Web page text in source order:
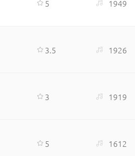
5 1612
3 1919
3.5 1926
5 1949